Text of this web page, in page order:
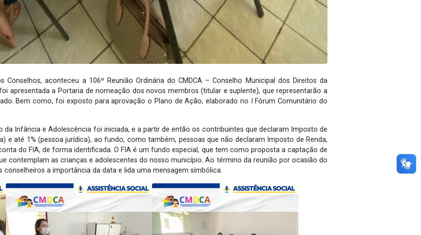
aconteceu a 106º Reunião Ordinária do CMDCA – Conselho Municipal dos Direitos da
apresentada a Portaria de nomeação dos novos membros (titular e suplente), que representarão a
Bem como, foi exposto para aprovação o Plano de Ação, elaborado no I Fórum Comunitário do
da Infância e Adolescência foi iniciada, e a partir de então os contribuintes que declaram Imposto de
e até 1% (pessoa jurídica), ao fundo, como também, pessoas que não declaram Imposto de Renda,
do FIA, de forma identificada. O FIA é um fundo especial, que tem como proposta a captação de
contemplam as crianças e adolescentes do nosso município. Ao término da reunião por ocasião do
a importância da data e lida uma mensagem simbólica.